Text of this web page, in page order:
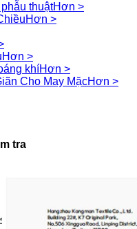
thuậtHơn >
Hơn >
Hơn >
khíHơn >
Cho May MặcHơn >
tra